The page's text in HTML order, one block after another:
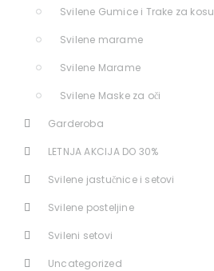
Svilene Gumice i Trake za kosu
Svilene marame
Svilene Marame
Svilene Maske za oči
Garderoba
LETNJA AKCIJA DO 30%
Svilene jastučnice i setovi
Svilene posteljine
Svileni setovi
Uncategorized